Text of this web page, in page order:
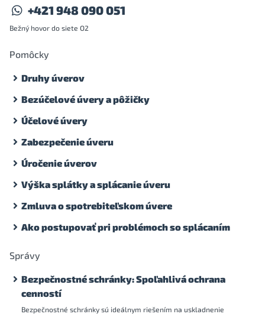
+421 948 090 051
Bežný hovor do siete O2
Pomôcky
Druhy úverov
Bezúčelové úvery a pôžičky
Účelové úvery
Zabezpečenie úveru
Úročenie úverov
Výška splátky a splácanie úveru
Zmluva o spotrebiteľskom úvere
Ako postupovať pri problémoch so splácaním
Správy
Bezpečnostné schránky: Spoľahlivá ochrana
cenností
Bezpečnostné schránky sú ideálnym riešením na uskladnenie